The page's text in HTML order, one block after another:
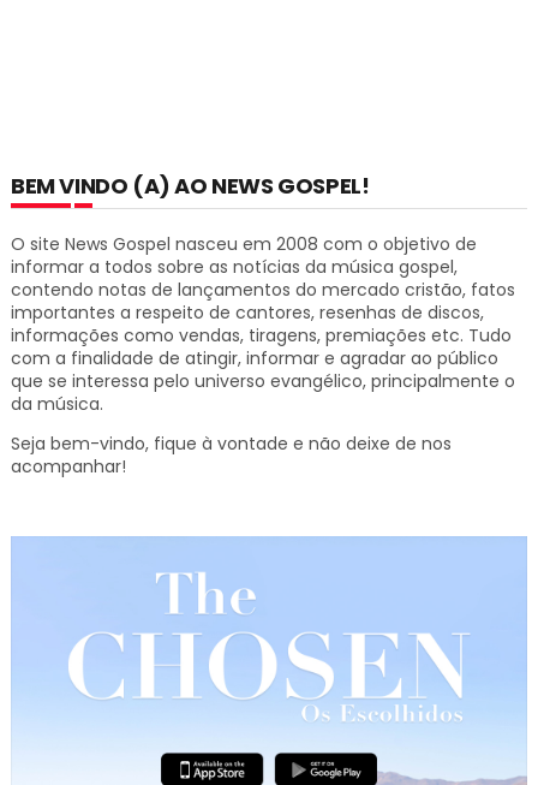
BEM VINDO (A) AO NEWS GOSPEL!
O site News Gospel nasceu em 2008 com o objetivo de
informar a todos sobre as notícias da música gospel,
contendo notas de lançamentos do mercado cristão, fatos
importantes a respeito de cantores, resenhas de discos,
informações como vendas, tiragens, premiações etc. Tudo
com a finalidade de atingir, informar e agradar ao público
que se interessa pelo universo evangélico, principalmente o
da música.
Seja bem-vindo, fique à vontade e não deixe de nos
acompanhar!